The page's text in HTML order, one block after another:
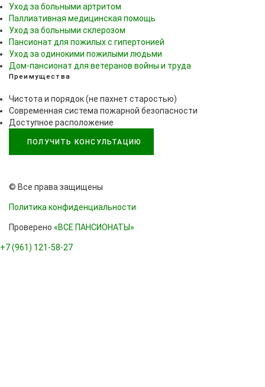
Уход за больными артритом
Паллиативная медицинская помощь
Уход за больными склерозом
Пансионат для пожилых с гипертонией
Уход за одинокими пожилыми людьми
Дом-пансионат для ветеранов войны и труда
Преимущества
Чистота и порядок (не пахнет старостью)
Современная система пожарной безопасности
Доступное расположение
ПОЛУЧИТЬ КОНСУЛЬТАЦИЮ
© Все права защищены
Политика конфиденциальности
Проверено «ВСЕ ПАНСИОНАТЫ»
+7 (961) 121-58-27